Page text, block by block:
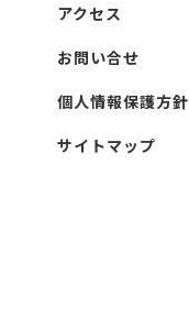
アクセス
お問い合せ
個人情報保護方針
サイトマップ